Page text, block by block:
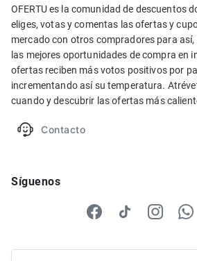
OFERTU es la comunidad de descuentos
eliges, votas y comentas las ofertas y
mercado con otros compradores para
las mejores oportunidades de compra en
ofertas reciben más votos positivos por
incrementando así su temperatura.
cuando y descubrir las ofertas más
Contacto
Síguenos